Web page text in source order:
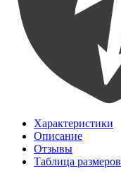
Характеристики
Описание
Отзывы
Таблица размеров